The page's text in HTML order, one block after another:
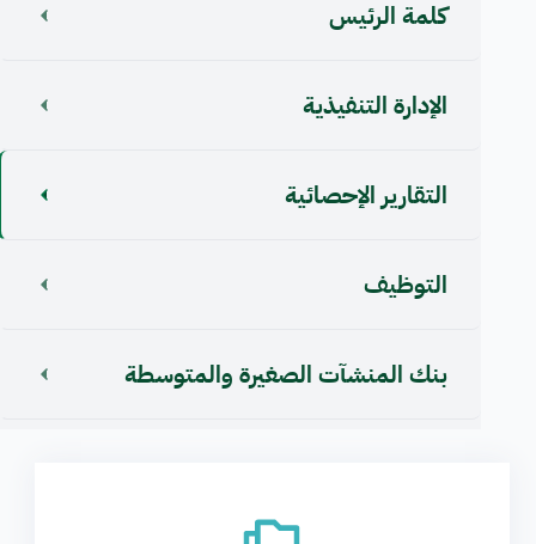
كلمة الرئيس
اﻹدارة التنفيذية
التقارير الإحصائية
التوظيف
بنك المنشآت الصغيرة والمتوسطة